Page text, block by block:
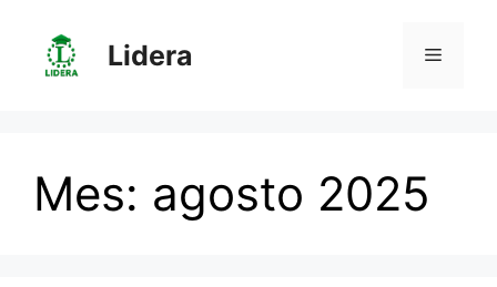
contenido
Lidera Menú
Mes: agosto 2025